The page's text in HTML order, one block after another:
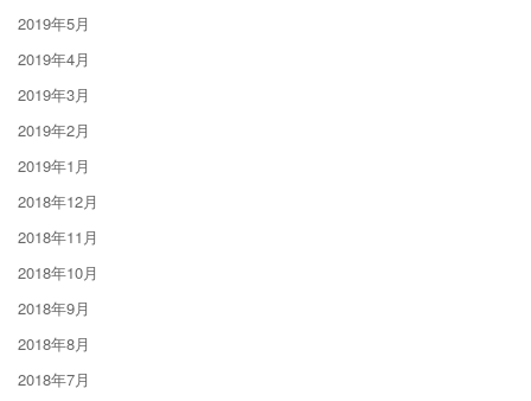
2019年5月
2019年4月
2019年3月
2019年2月
2019年1月
2018年12月
2018年11月
2018年10月
2018年9月
2018年8月
2018年7月